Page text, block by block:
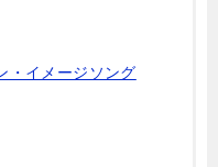
・イメージソング